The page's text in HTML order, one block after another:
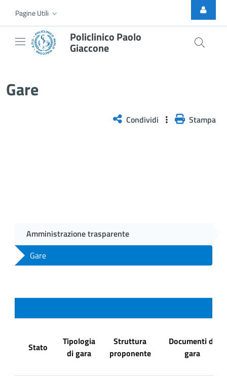
Skip to Main Content
Pagine Utili
Policlinico Paolo
Giaccone
Gare
Condividi Stampa
Amministrazione trasparente
Gare
Stato
Tipologia
di gara
Struttura
proponente
Documenti di
gara